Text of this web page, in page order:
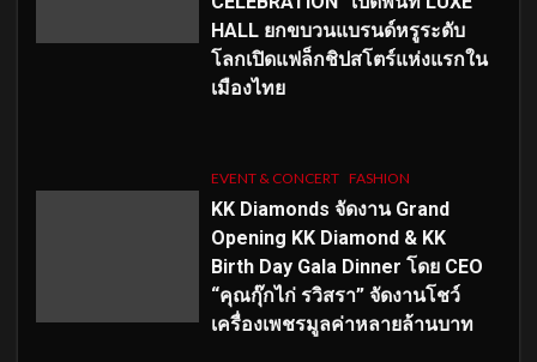
HALL ยกขบวนแบรนด์หรูระดับ
โลกเปิดแฟล็กชิปสโตร์แห่งแรกใน
เมืองไทย
EVENT & CONCERT FASHION
KK Diamonds จัดงาน Grand
Opening KK Diamond & KK
Birth Day Gala Dinner โดย CEO
“คุณกุ๊กไก่ รวิสรา” จัดงานโชว์
เครื่องเพชรมูลค่าหลายล้านบาท